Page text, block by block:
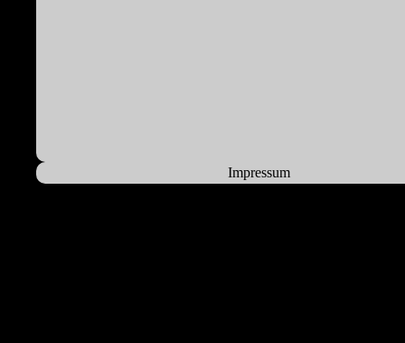
Impressum